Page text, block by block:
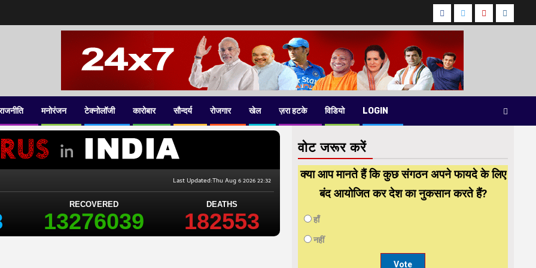
Facebook
TwitterYoutube
मनोरंजन टेक्नोलॉजी कारोबार सौन्दर्य रोजगार खेल ज़रा हटके विडियो LOGIN
वोट जरूर करें
क्या आप मानते हैं कि कुछ संगठन अपने फायदे के लिए
बंद आयोजित कर देश का नुकसान करते हैं?
हाँ
नहीं